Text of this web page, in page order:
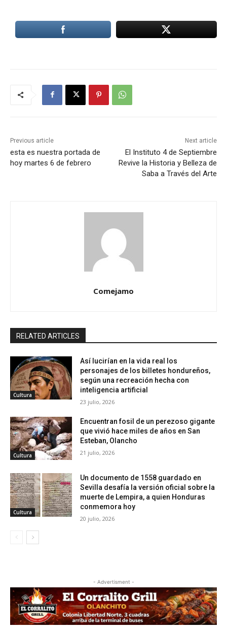
Previous article
esta es nuestra portada de
hoy martes 6 de febrero
Next article
El Instituto 4 de Septiembre
Revive la Historia y Belleza de
Saba a Través del Arte
Comejamo
RELATED ARTICLES
Cultura
Así lucirían en la vida real los
personajes de los billetes hondureños,
según una recreación hecha con
inteligencia artificial
23 julio, 2026
Cultura
Encuentran fosil de un perezoso gigante
que vivió hace miles de años en San
Esteban, Olancho
21 julio, 2026
Cultura
Un documento de 1558 guardado en
Sevilla desafía la versión oficial sobre la
muerte de Lempira, a quien Honduras
conmemora hoy
20 julio, 2026
- Advertisment -